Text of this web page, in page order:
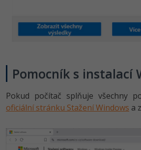
Pomocník s instalací
Pokud počítač splňuje všechny
oficiální stránku Stažení Windows a